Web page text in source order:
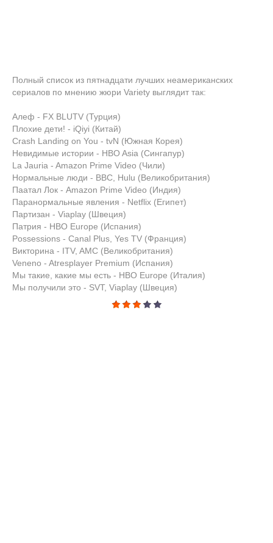
Полный список из пятнадцати лучших неамериканских
сериалов по мнению жюри Variety выглядит так:
Алеф - FX BLUTV (Турция)
Плохие дети! - iQiyi (Китай)
Crash Landing on You - tvN (Южная Корея)
Невидимые истории - HBO Asia (Сингапур)
La Jauria - Amazon Prime Video (Чили)
Нормальные люди - BBC, Hulu (Великобритания)
Паатал Лок - Amazon Prime Video (Индия)
Паранормальные явления - Netflix (Египет)
Партизан - Viaplay (Швеция)
Патрия - HBO Europe (Испания)
Possessions - Canal Plus, Yes TV (Франция)
Викторина - ITV, AMC (Великобритания)
Veneno - Atresplayer Premium (Испания)
Мы такие, какие мы есть - HBO Europe (Италия)
Мы получили это - SVT, Viaplay (Швеция)